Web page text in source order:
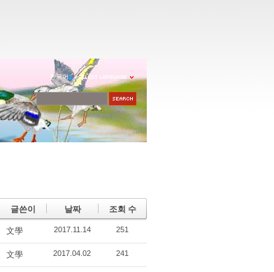
한국어
글쓴이 날짜 조회 수
文學 2017.11.14 251
文學 2017.04.02 241